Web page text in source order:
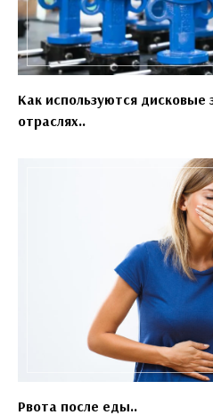
Как используются дисковые
отраслях..
Рвота после еды..